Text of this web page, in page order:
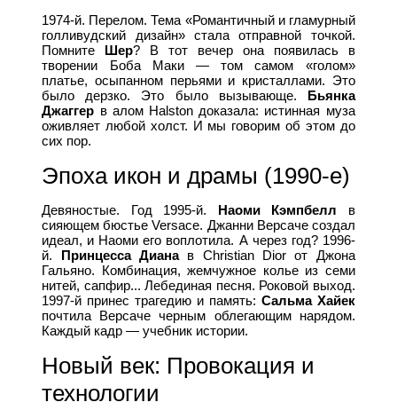
1974-й. Перелом. Тема «Романтичный и гламурный
голливудский дизайн» стала отправной точкой.
Помните Шер? В тот вечер она появилась в
творении Боба Маки — том самом «голом»
платье, осыпанном перьями и кристаллами. Это
было дерзко. Это было вызывающе. Бьянка
Джаггер в алом Halston доказала: истинная муза
оживляет любой холст. И мы говорим об этом до
сих пор.
Эпоха икон и драмы (1990-е)
Девяностые. Год 1995-й. Наоми Кэмпбелл в
сияющем бюстье Versace. Джанни Версаче создал
идеал, и Наоми его воплотила. А через год? 1996-
й. Принцесса Дианав Christian Dior от Джона
Гальяно. Комбинация, жемчужное колье из семи
нитей, сапфир... Лебединая песня. Роковой выход.
1997-й принес трагедию и память: Сальма Хайек
почтила Версаче черным облегающим нарядом.
Каждый кадр — учебник истории.
Новый век: Провокация и
технологии